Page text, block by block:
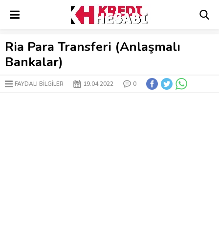
Ria Para Transferi (Anlaşmalı
Bankalar)
FAYDALI BİLGİLER 19.04.2022 0